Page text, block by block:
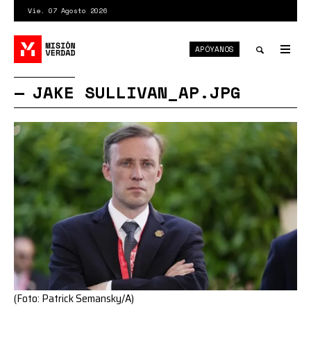
contenido
principal
Vie. 07 Agosto 2026
search
APÓYANOS
JAKE SULLIVAN_AP.JPG
(Foto: Patrick Semansky/A)